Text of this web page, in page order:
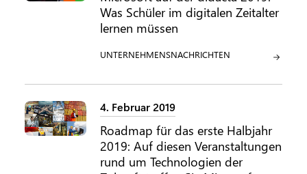
Was Schüler im digitalen Zeitalter
lernen müssen
KATEGORIE:
UNTERNEHMENSNACHRICHTEN
4. Februar 2019
Roadmap für das erste Halbjahr
2019: Auf diesen Veranstaltungen
rund um Technologien der